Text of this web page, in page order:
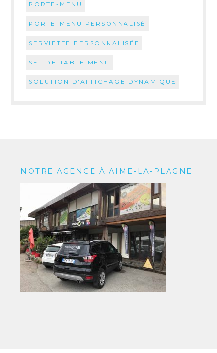
PORTE-MENU
PORTE-MENU PERSONNALISÉ
SERVIETTE PERSONNALISÉE
SET DE TABLE MENU
SOLUTION D'AFFICHAGE DYNAMIQUE
NOTRE AGENCE À AIME-LA-PLAGNE